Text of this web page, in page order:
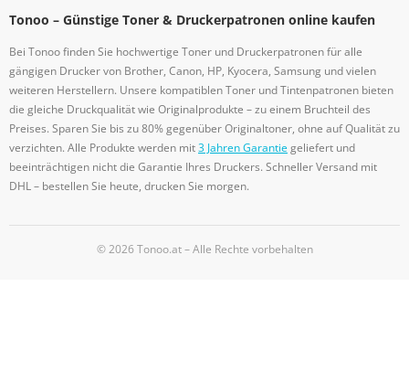
Tonoo – Günstige Toner & Druckerpatronen online kaufen
Bei Tonoo finden Sie hochwertige Toner und Druckerpatronen für alle
gängigen Drucker von Brother, Canon, HP, Kyocera, Samsung und vielen
weiteren Herstellern. Unsere kompatiblen Toner und Tintenpatronen bieten
die gleiche Druckqualität wie Originalprodukte – zu einem Bruchteil des
Preises. Sparen Sie bis zu 80% gegenüber Originaltoner, ohne auf Qualität zu
verzichten. Alle Produkte werden mit3 Jahren Garantiegeliefert und
beeinträchtigen nicht die Garantie Ihres Druckers. Schneller Versand mit
DHL – bestellen Sie heute, drucken Sie morgen.
© 2026 Tonoo.at – Alle Rechte vorbehalten